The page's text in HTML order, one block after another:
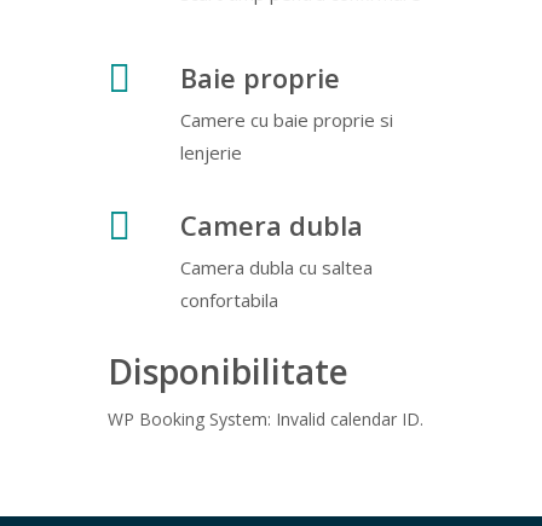
Baie proprie
Camere cu baie proprie si
lenjerie
Camera dubla
Camera dubla cu saltea
confortabila
Disponibilitate
WP Booking System: Invalid calendar ID.